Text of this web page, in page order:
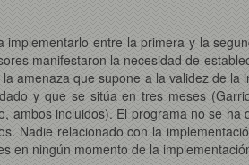
implementarlo entre la primera y la
manifestaron la necesidad de
amenaza que supone a la validez de
y que se sitúa en tres meses
ambos incluidos). El programa no se
Nadie relacionado con la
en ningún momento de la